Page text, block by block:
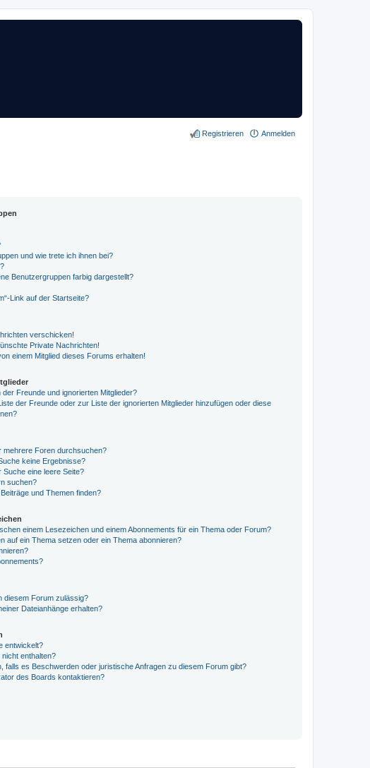
Anmelden
Registrieren
und wie trete ich ihnen bei?
Benutzergruppen farbig dargestellt?
Link auf der Startseite?
verschicken!
Private Nachrichten!
einem Mitglied dieses Forums erhalten!
Freunde und ignorierten Mitglieder?
der Freunde oder zur Liste der ignorierten Mitglieder hinzufügen oder diese
mehrere Foren durchsuchen?
keine Ergebnisse?
Suche eine leere Seite?
suchen?
und Themen finden?
einem Lesezeichen und einem Abonnements für ein Thema oder Forum?
auf ein Thema setzen oder ein Thema abonnieren?
diesem Forum zulässig?
Dateianhänge erhalten?
entwickelt?
enthalten?
falls es Beschwerden oder juristische Anfragen zu diesem Forum gibt?
des Boards kontaktieren?